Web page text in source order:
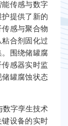
传感与数字
提供了新的
感与聚合物
合剂固化过
围绕储罐腐
感器实时监
罐腐蚀状态
数字孪生技术
设备的实时